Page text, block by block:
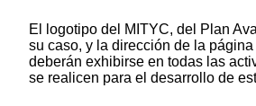
El logotipo del MITYC, del Plan
su caso, y la dirección de la
deberán exhibirse en todas las
se realicen para el desarrollo de